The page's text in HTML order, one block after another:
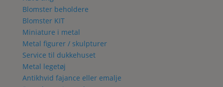
Blomster beholdere
Blomster KIT
Miniature i metal
Metal figurer / skulpturer
Service til dukkehuset
Metal legetøj
Antikhvid fajance eller emalje